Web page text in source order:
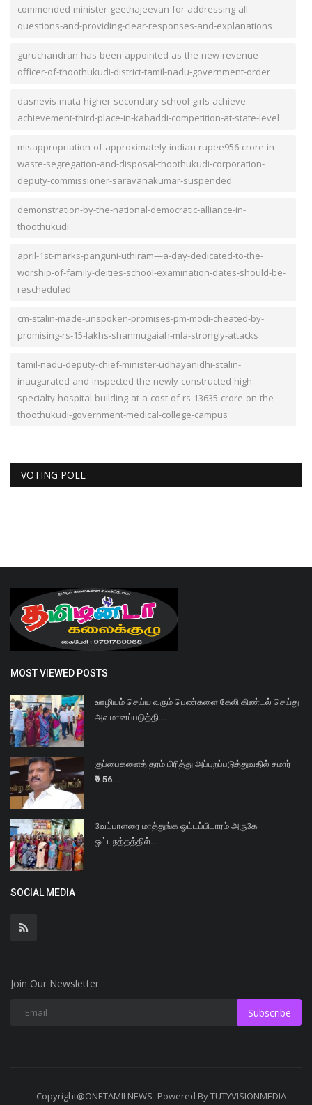
commended-minister-geethajeevan-for-addressing-all-
questions-and-providing-clear-responses-and-explanations
guruchandran-has-been-appointed-as-the-new-revenue-
officer-of-thoothukudi-district-tamil-nadu-government-order
dasnevis-mata-higher-secondary-school-girls-achieve-
achievement-third-place-in-kabaddi-competition-at-state-level
misappropriation-of-approximately-indian-rupee956-crore-in-
waste-segregation-and-disposal-thoothukudi-corporation-
deputy-commissioner-saravanakumar-suspended
demonstration-by-the-national-democratic-alliance-in-
thoothukudi
april-1st-marks-panguni-uthiram—a-day-dedicated-to-the-
worship-of-family-deities-school-examination-dates-should-be-
rescheduled
cm-stalin-made-unspoken-promises-pm-modi-cheated-by-
promising-rs-15-lakhs-shanmugaiah-mla-strongly-attacks
tamil-nadu-deputy-chief-minister-udhayanidhi-stalin-
inaugurated-and-inspected-the-newly-constructed-high-
specialty-hospital-building-at-a-cost-of-rs-13635-crore-on-the-
thoothukudi-government-medical-college-campus
VOTING POLL
MOST VIEWED POSTS
ஊழியம் செய்ய வரும் பெண்களை கேலி கிண்டல் செய்து
அவமானப்படுத்தி...
குப்பைகளைத் தரம் பிரித்து அப்புறப்படுத்துவதில் சுமார்
₹9.56...
வேட்பாளரை மாத்துங்க ஓட்டப்பிடாரம் அருகே
ஒட்டநத்தத்தில்...
SOCIAL MEDIA
Join Our Newsletter
Subscribe
Copyright@ONETAMILNEWS- Powered By TUTYVISIONMEDIA